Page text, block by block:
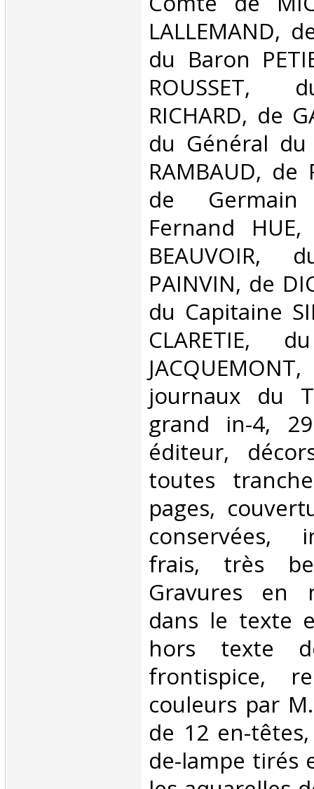
LALLEMAND,
du Baron
ROUSSET,
RICHARD, de
du Général du
RAMBAUD, de
de
Fernand
BEAUVOIR,
PAINVIN, de
du Capitaine
CLARETIE,
journaux du
grand in-4,
éditeur,
toutes
pages,
conservées,
frais, très
Gravures en
dans le texte
hors texte
frontispice,
couleurs par
de 12 en-
de-lampe tirés